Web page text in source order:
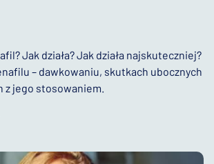
Jak działa? Jak działa najskuteczniej?
– dawkowaniu, skutkach ubocznych
z jego stosowaniem.